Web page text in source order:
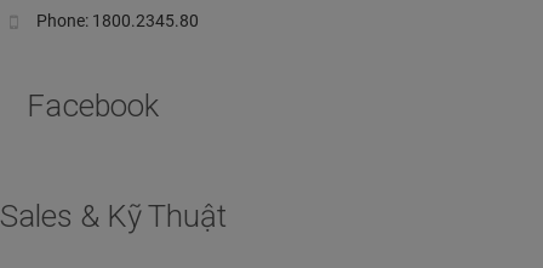
Phone: 1800.2345.80
Facebook
Sales & Kỹ Thuật